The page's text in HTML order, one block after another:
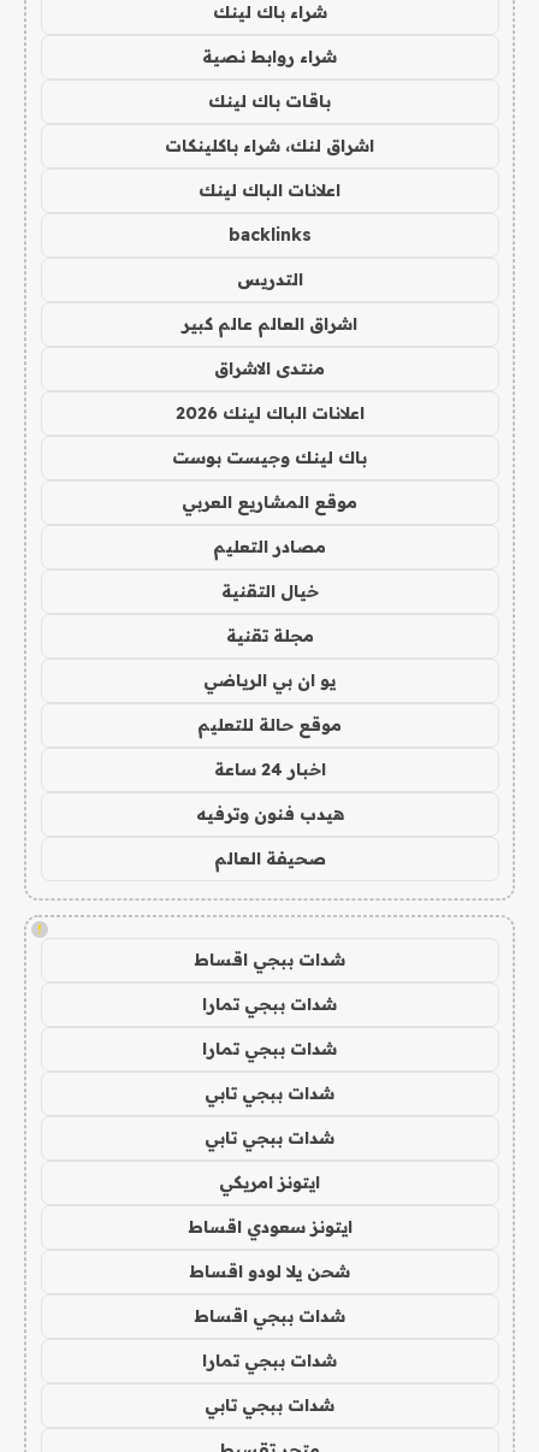
شراء باك لينك
شراء روابط نصية
باقات باك لينك
اشراق لنك، شراء باكلينكات
اعلانات الباك لينك
backlinks
التدريس
اشراق العالم عالم كبير
منتدى الاشراق
اعلانات الباك لينك 2026
باك لينك وجيست بوست
موقع المشاريع العربي
مصادر التعليم
خيال التقنية
مجلة تقنية
يو ان بي الرياضي
موقع حالة للتعليم
اخبار 24 ساعة
هيدب فنون وترفيه
صحيفة العالم
!
شدات ببجي اقساط
شدات ببجي تمارا
شدات ببجي تمارا
شدات ببجي تابي
شدات ببجي تابي
ايتونز امريكي
ايتونز سعودي اقساط
شحن يلا لودو اقساط
شدات ببجي اقساط
شدات ببجي تمارا
شدات ببجي تابي